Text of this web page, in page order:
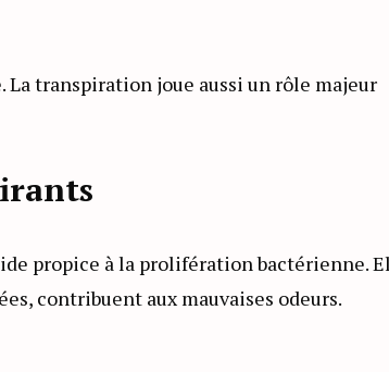
La transpiration joue aussi un rôle majeur
propice à la prolifération bactérienne.
contribuent aux mauvaises odeurs.